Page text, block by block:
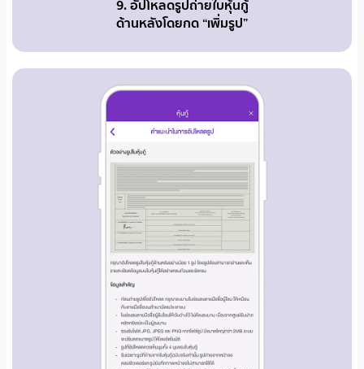
9. อัปโหลดรูปถ่ายใบหุ้นกู้
ด้านหลังโดยกด “เพิ่มรูป”